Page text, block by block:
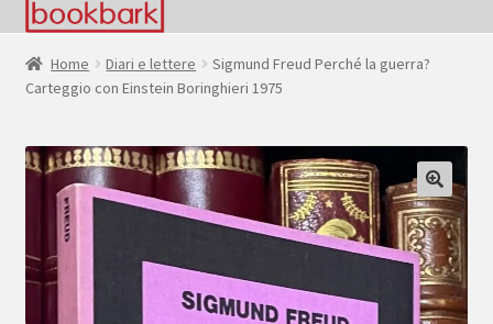
Home
il
menu
child
Desiderata
Checkout
Account
Espandi
il
Home Diari e lettere
Sigmund Freud Perché la guerra?
Carteggio con Einstein Boringhieri 1975